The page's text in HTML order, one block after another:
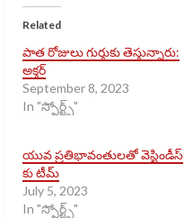
Related
పాత రోజులు గుర్తుకు తెస్తున్నారు:
అక్తర్
September 8, 2023
In "స్పోర్ట్స్​"
యువ ప్రతిభావంతులతో వెస్టిండీస్
కు టీమ్
July 5, 2023
In "స్పోర్ట్స్​"